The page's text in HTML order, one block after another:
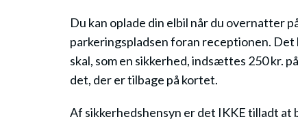
Du kan oplade din elbil når du overnatter
parkeringspladsen foran receptionen. Det
skal, som en sikkerhed, indsættes 250 kr.
det, der er tilbage på kortet.
Af sikkerhedshensyn er det IKKE tilladt at